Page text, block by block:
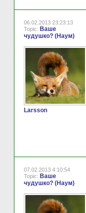
06.02.2013 23:23:13
Topic: Ваше
чудушко? (Наум)
Larsson
07.02.2013 4:10:54
Topic: Ваше
чудушко? (Наум)